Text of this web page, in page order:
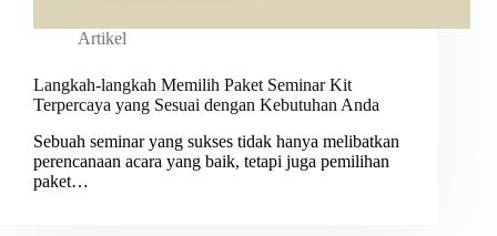
Artikel
Langkah-langkah Memilih Paket Seminar Kit
Terpercaya yang Sesuai dengan Kebutuhan Anda
Sebuah seminar yang sukses tidak hanya melibatkan
perencanaan acara yang baik, tetapi juga pemilihan
paket…